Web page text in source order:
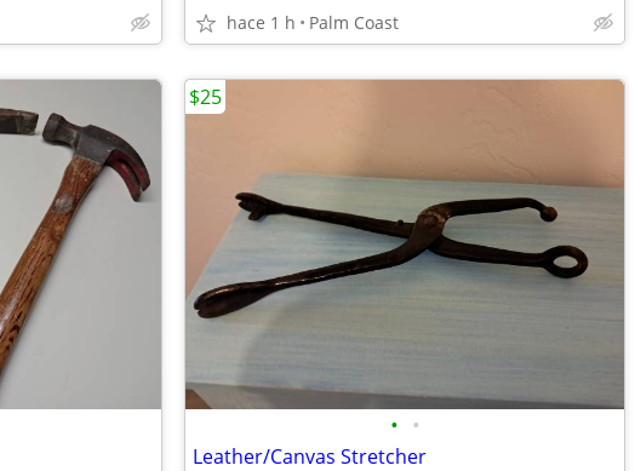
hace 1 h Palm Coast
• •
Leather/Canvas Stretcher
$25